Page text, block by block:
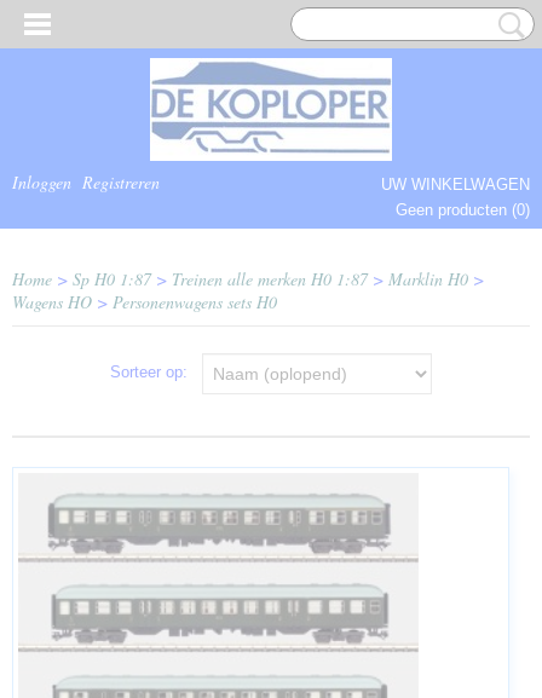
Inloggen Registreren
UW WINKELWAGEN
Geen producten (0)
Home > Sp H0 1:87> Treinen alle merken H0 1:87> Marklin H0 >
Wagens HO > Personenwagens sets H0
Sorteer op: